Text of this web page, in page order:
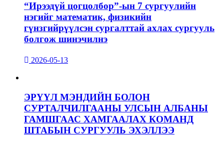
“Ирээдүй цогцолбор”-ын 7 сургуулийн
нэгийг математик, физикийн
гүнзгийрүүлсэн сургалттай ахлах сургууль
болгож шинэчилнэ
2026-05-13
ЭРҮҮЛ МЭНДИЙН БОЛОН
СУРТАЛЧИЛГААНЫ УЛСЫН АЛБАНЫ
ГАМШГААС ХАМГААЛАХ КОМАНД
ШТАБЫН СУРГУУЛЬ ЭХЭЛЛЭЭ